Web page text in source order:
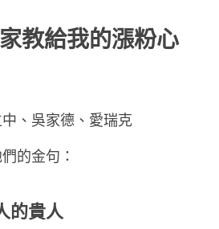
教給我的漲粉心
、吳家德、愛瑞克
的金句：
的貴人